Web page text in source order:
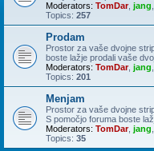
Moderators: TomDar, jang
Topics: 257
Prodam
Prostor za vaše dvojne
boste lažje prodali vaše
Moderators: TomDar, jang
Topics: 201
Menjam
Prostor za vaše dvojne
S pomočjo foruma boste
Moderators: TomDar, jang
Topics: 35